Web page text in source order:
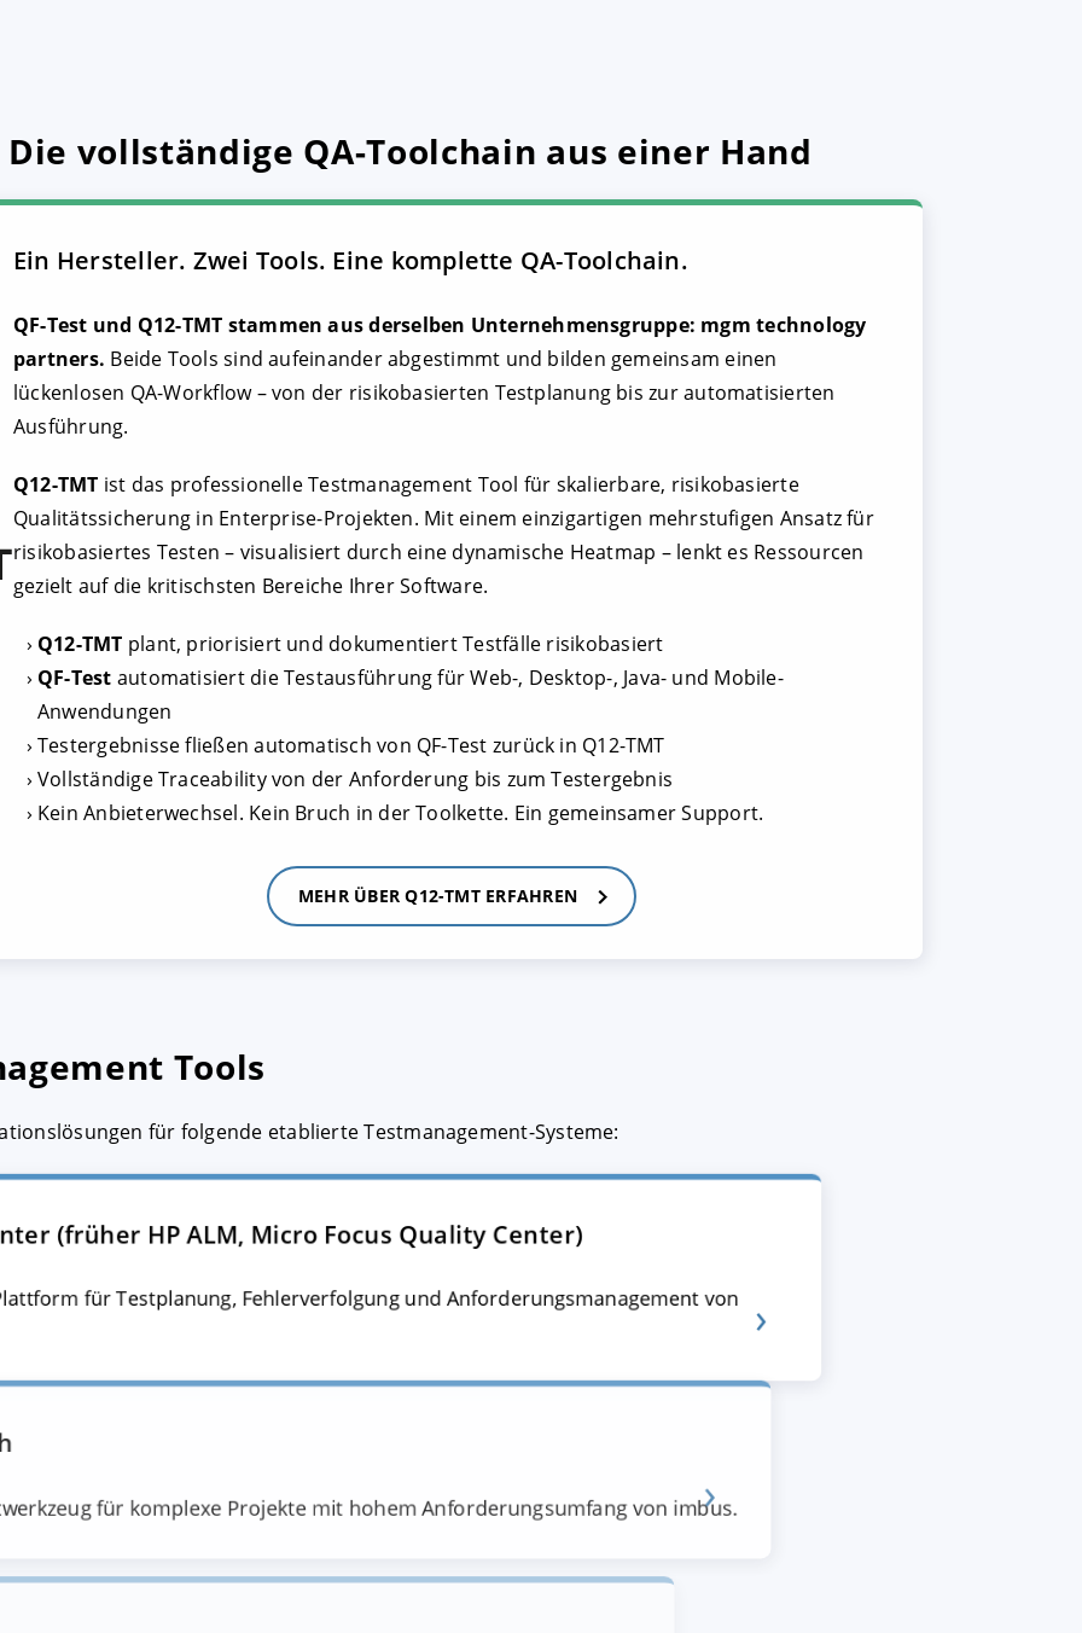
Die vollständige QA-Toolchain aus einer Hand
Ein Hersteller. Zwei Tools. Eine komplette QA-Toolchain.
QF-Test und Q12-TMT stammen aus derselben Unternehmensgruppe: mgm technology
partners. Beide Tools sind aufeinander abgestimmt und bilden gemeinsam einen
lückenlosen QA-Workflow – von der risikobasierten Testplanung bis zur automatisierten
Ausführung.
Q12-TMT ist das professionelle Testmanagement Tool für skalierbare, risikobasierte
Qualitätssicherung in Enterprise-Projekten. Mit einem einzigartigen mehrstufigen Ansatz für
risikobasiertes Testen – visualisiert durch eine dynamische Heatmap – lenkt es Ressourcen
gezielt auf die kritischsten Bereiche Ihrer Software.
Q12-TMT plant, priorisiert und dokumentiert Testfälle risikobasiert
QF-Test automatisiert die Testausführung für Web-, Desktop-, Java- und Mobile-
Anwendungen
Testergebnisse fließen automatisch von QF-Test zurück in Q12-TMT
Vollständige Traceability von der Anforderung bis zum Testergebnis
Kein Anbieterwechsel. Kein Bruch in der Toolkette. Ein gemeinsamer Support.
MEHR ÜBER Q12-TMT ERFAHREN
Tools
für folgende etablierte Testmanagement-Systeme:
(früher HP ALM, Micro Focus Quality Center)
für Testplanung, Fehlerverfolgung und Anforderungsmanagement von
für komplexe Projekte mit hohem Anforderungsumfang von imbus.